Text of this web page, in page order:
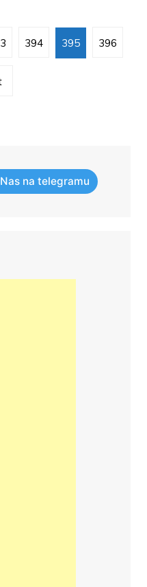
394 395 396
na telegramu